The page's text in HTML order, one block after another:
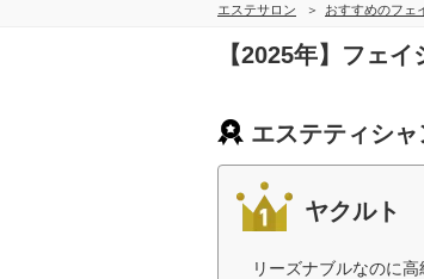
エステサロン おすすめのフェ
【2025年】フェ
エステティシ
ヤクルト
リーズナブルなのに